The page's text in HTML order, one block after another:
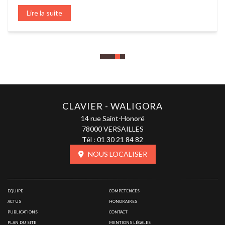
couverture
Lire la suite
Lire la suite
Lire la suite
Lire la suite
Lire la suite
CLAVIER - WALIGORA
14 rue Saint-Honoré
78000 VERSAILLES
Tél : 01 30 21 84 82
NOUS LOCALISER
ÉQUIPE COMPÉTENCES
ACTUS HONORAIRES
PUBLICATIONS CONTACT
PLAN DU SITE MENTIONS LÉGALES